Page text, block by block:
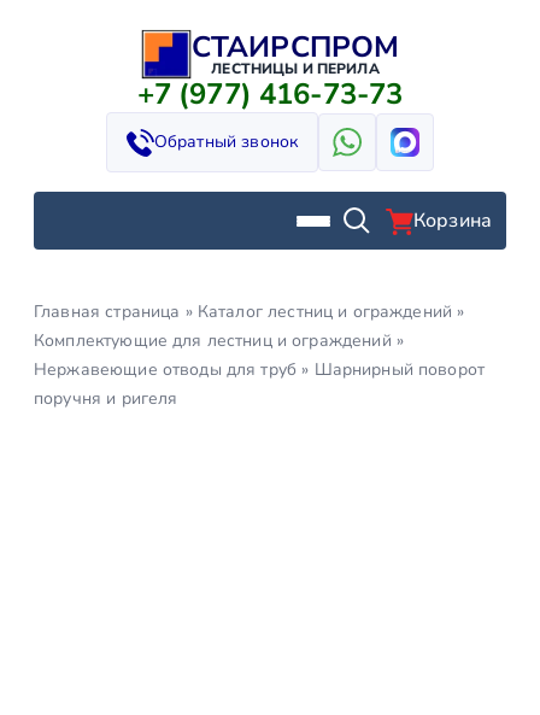
СТАИРСПРОМ
ЛЕСТНИЦЫ И ПЕРИЛА
+7 (977) 416-73-73
Обратный звонок
Корзина
Главная страница » Каталог лестниц и ограждений »
Комплектующие для лестниц и ограждений »
Нержавеющие отводы для труб » Шарнирный поворот
поручня и ригеля